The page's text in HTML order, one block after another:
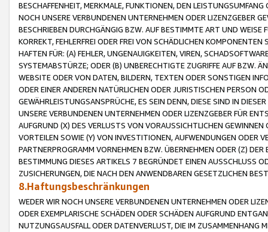
BESCHAFFENHEIT, MERKMALE, FUNKTIONEN, DEN
NOCH UNSERE VERBUNDENEN UNTERNEHMEN ODER LIZENZGEBER
BESCHRIEBEN DURCHGÄNGIG BZW. AUF BESTIMMTE ART UND
KORREKT, FEHLERFREI ODER FREI VON SCHÄDLICHEN
HAFTEN FÜR: (A) FEHLER, UNGENAUIGKEITEN, VIREN,
SYSTEMABSTÜRZE; ODER (B) UNBERECHTIGTE ZUGRIFFE AUF BZW.
WEBSITE ODER VON DATEN, BILDERN, TEXTEN ODER SONSTIGEN
ODER EINER ANDEREN NATÜRLICHEN ODER JURISTISCHEN PERSON
GEWÄHRLEISTUNGSANSPRÜCHE, ES SEIN DENN, DIESE SIND IN
UNSERE VERBUNDENEN UNTERNEHMEN ODER LIZENZGEBER FÜR
AUFGRUND (X) DES VERLUSTS VON VORAUSSICHTLICHEN
VORTEILEN SOWIE (Y) VON INVESTITIONEN, AUFWENDUNGEN ODER
PARTNERPROGRAMM VORNEHMEN BZW. ÜBERNEHMEN ODER (Z)
BESTIMMUNG DIESES ARTIKELS 7 BEGRÜNDET EINEN AUSSCHLUSS
ZUSICHERUNGEN, DIE NACH DEN ANWENDBAREN GESETZLICHEN
8.Haftungsbeschränkungen
WEDER WIR NOCH UNSERE VERBUNDENEN UNTERNEHMEN ODER
ODER EXEMPLARISCHE SCHÄDEN ODER SCHÄDEN AUFGRUND
NUTZUNGSAUSFALL ODER DATENVERLUST, DIE IM ZUSAMMENHANG